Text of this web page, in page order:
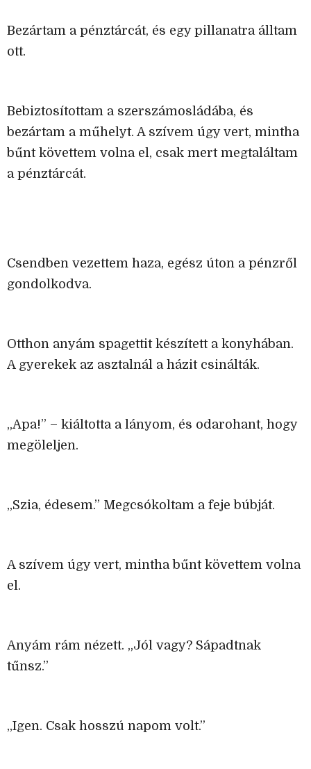
Bezártam a pénztárcát, és egy pillanatra álltam
ott.
Bebiztosítottam a szerszámosládába, és
bezártam a műhelyt. A szívem úgy vert, mintha
bűnt követtem volna el, csak mert megtaláltam
a pénztárcát.
Csendben vezettem haza, egész úton a pénzről
gondolkodva.
Otthon anyám spagettit készített a konyhában.
A gyerekek az asztalnál a házit csinálták.
„Apa!” – kiáltotta a lányom, és odarohant, hogy
megöleljen.
„Szia, édesem.” Megcsókoltam a feje búbját.
A szívem úgy vert, mintha bűnt követtem volna
el.
Anyám rám nézett. „Jól vagy? Sápadtnak
tűnsz.”
„Igen. Csak hosszú napom volt.”